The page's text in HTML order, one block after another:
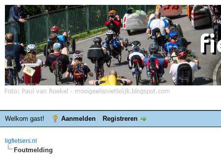
Welkom gast! Aanmelden Registreren
ligfietsers.nl
Foutmelding